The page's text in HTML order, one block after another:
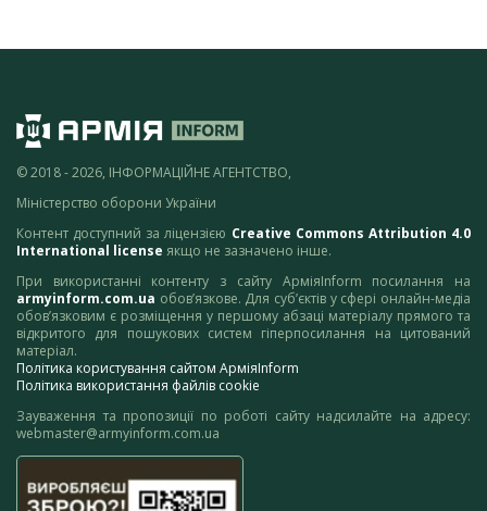
© 2018 - 2026, ІНФОРМАЦІЙНЕ АГЕНТСТВО,
Міністерство оборони України
Контент доступний за ліцензією Creative Commons Attribution 4.0
International license якщо не зазначено інше.
При використанні контенту з сайту АрміяInform посилання на
armyinform.com.ua обов’язкове. Для суб’єктів у сфері онлайн-медіа
обов’язковим є розміщення у першому абзаці матеріалу прямого та
відкритого для пошукових систем гіперпосилання на цитований
матеріал.
Політика користування сайтом АрміяInform
Політика використання файлів cookie
Зауваження та пропозиції по роботі сайту надсилайте на адресу:
webmaster@armyinform.com.ua